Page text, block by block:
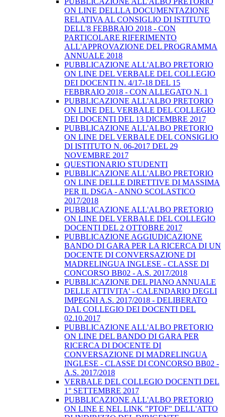
ON LINE DELLLA DOCUMENTAZIONE
RELATIVA AL CONSIGLIO DI ISTITUTO
DELL'8 FEBBRAIO 2018 - CON
PARTICOLARE RIFERIMENTO
ALL'APPROVAZIONE DEL PROGRAMMA
ANNUALE 2018
PUBBLICAZIONE ALL'ALBO PRETORIO
ON LINE DEL VERBALE DEL COLLEGIO
DEI DOCENTI N. 4/17-18 DEL 15
FEBBRAIO 2018 - CON ALLEGATO N. 1
PUBBLICAZIONE ALL'ALBO PRETORIO
ON LINE DEL VERBALE DEL COLLEGIO
DEI DOCENTI DEL 13 DICEMBRE 2017
PUBBLICAZIONE ALL'ALBO PRETORIO
ON LINE DEL VERBALE DEL CONSIGLIO
DI ISTITUTO N. 06-2017 DEL 29
NOVEMBRE 2017
QUESTIONARIO STUDENTI
PUBBLICAZIONE ALL'ALBO PRETORIO
ON LINE DELLE DIRETTIVE DI MASSIMA
PER IL DSGA - ANNO SCOLASTICO
2017/2018
PUBBLICAZIONE ALL'ALBO PRETORIO
ON LINE DEL VERBALE DEL COLLEGIO
DOCENTI DEL 2 OTTOBRE 2017
PUBBLICAZIONE AGGIUDICAZIONE
BANDO DI GARA PER LA RICERCA DI UN
DOCENTE DI CONVERSAZIONE DI
MADRELINGUA INGLESE - CLASSE DI
CONCORSO BB02 - A.S. 2017/2018
PUBBLICAZIONE DEL PIANO ANNUALE
DELLE ATTIVITA' - CALENDARIO DEGLI
IMPEGNI A.S. 2017/2018 - DELIBERATO
DAL COLLEGIO DEI DOCENTI DEL
02.10.2017
PUBBLICAZIONE ALL'ALBO PRETORIO
ON LINE DEL BANDO DI GARA PER
RICERCA DI DOCENTE DI
CONVERSAZIONE DI MADRELINGUA
INGLESE - CLASSE DI CONCORSO BB02 -
A.S. 2017/2018
VERBALE DEL COLLEGIO DOCENTI DEL
1° SETTEMBRE 2017
PUBBLICAZIONE ALL'ALBO PRETORIO
ON LINE E NEL LINK "PTOF" DELL'ATTO